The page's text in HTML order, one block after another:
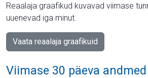
Reaalaja graafikud kuvavad viimase
uuenevad iga minut.
Vaata reaalaja graafikuid
Viimase 30 päeva andmed